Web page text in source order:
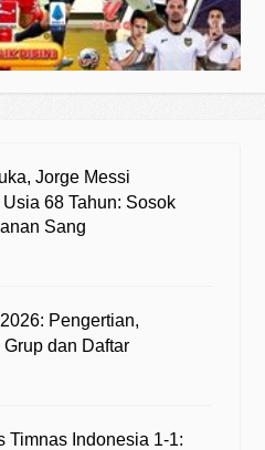
Jorge Messi
68 Tahun: Sosok
Sang
Pengertian,
dan Daftar
Timnas Indonesia 1-1: